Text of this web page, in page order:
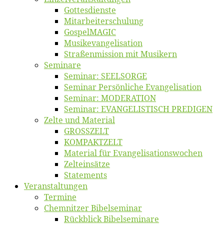
Got­tes­diens­te
Mitarbeiter­schulung
Gos­pel­MA­GIC
Musikevan­ge­li­sa­tion
Straßenmis­sion mit Musikern
Se­mi­na­re
Se­mi­nar: SEELSORGE
Se­mi­nar Per­sön­li­che Evangelisation
Se­mi­nar: MODERATION
Se­mi­nar: EVANGELISTISCH PREDIGEN
Zel­te und Material
GROSSZELT
KOMPAKTZELT
Ma­te­ri­al für Evangelisationswochen
Zelt­ein­sät­ze
State­ments
Ver­an­stal­tun­gen
Ter­mi­ne
Chemnit­zer Bibelseminar
Rück­blick Bibelseminare